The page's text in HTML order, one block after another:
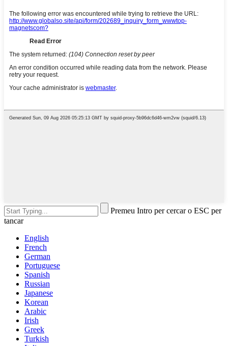
Premeu Intro per cercar o ESC per
tancar
English
French
German
Portuguese
Spanish
Russian
Japanese
Korean
Arabic
Irish
Greek
Turkish